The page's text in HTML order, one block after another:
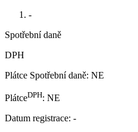
-
Spotřební daně
DPH
Plátce Spotřební daně: NE
PlátceDPH: NE
Datum registrace: -